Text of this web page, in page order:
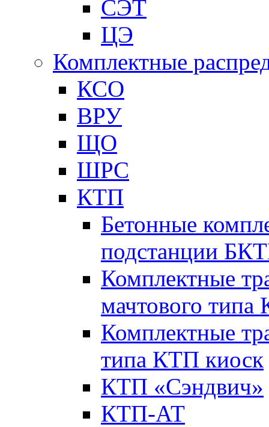
СЭТ
ЦЭ
Комплектные
КСО
ВРУ
ЩО
ШРС
КТП
Бетонные
подстанции
Комплектные
мачтового
Комплектные
типа КТП киоск
КТП «Сэндвич»
КТП-АТ